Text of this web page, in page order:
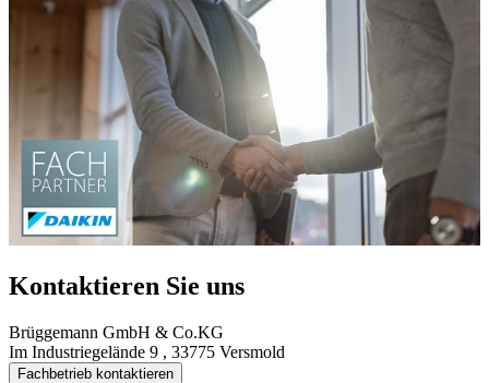
Kontaktieren Sie uns
Brüggemann GmbH & Co.KG
Im Industriegelände 9 , 33775 Versmold
Fachbetrieb kontaktieren